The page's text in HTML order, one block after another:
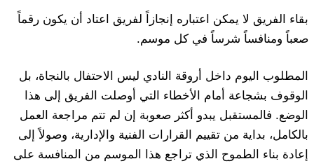
بقاء الفريق لا يمكن اعتباره إنجازاً لفريق اعتاد أن يكون رقماً
صعباً ومنافساً شرساً في كل موسم.
المطلوب اليوم داخل أروقة النادي ليس الاحتفال بالنجاة، بل
الوقوف بشجاعة أمام الأخطاء التي أوصلت الفريق إلى هذا
الوضع. فالمستقبل يبدو أكثر صعوبة إن لم تتم مراجعة العمل
بالكامل، بداية من تقييم القرارات الفنية والإدارية، وصولاً إلى
إعادة بناء الطموح الذي تراجع هذا الموسم من المنافسة على